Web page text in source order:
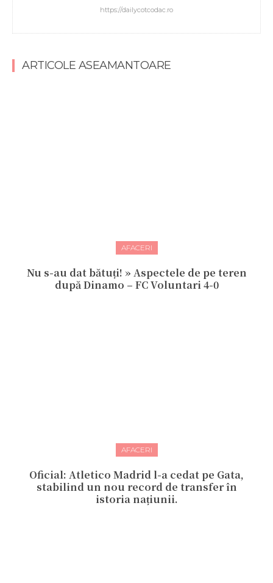
https://dailycotcodac.ro
ARTICOLE ASEAMANTOARE
AFACERI
Nu s-au dat bătuți! » Aspectele de pe teren
după Dinamo – FC Voluntari 4-0
AFACERI
Oficial: Atletico Madrid l-a cedat pe Gata,
stabilind un nou record de transfer în
istoria națiunii.